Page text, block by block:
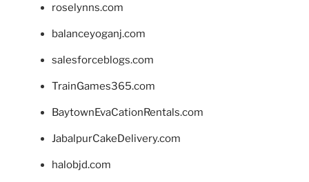
roselynns.com
balanceyoganj.com
salesforceblogs.com
TrainGames365.com
BaytownEvaCationRentals.com
JabalpurCakeDelivery.com
halobjd.com